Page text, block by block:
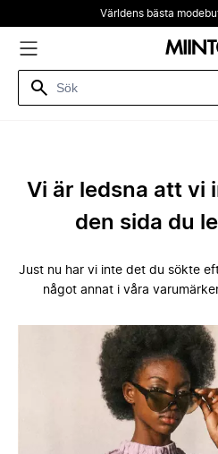
Världens bästa
Vi är ledsna att vi
den sida du
Just nu har vi inte det du sökte
något annat i våra